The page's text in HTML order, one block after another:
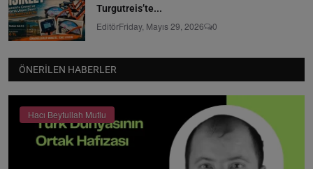
Turgutreis’te...
EditörFriday, Mayıs 29, 2026 0
ÖNERILEN HABERLER
Hacı Beytullah Mutlu